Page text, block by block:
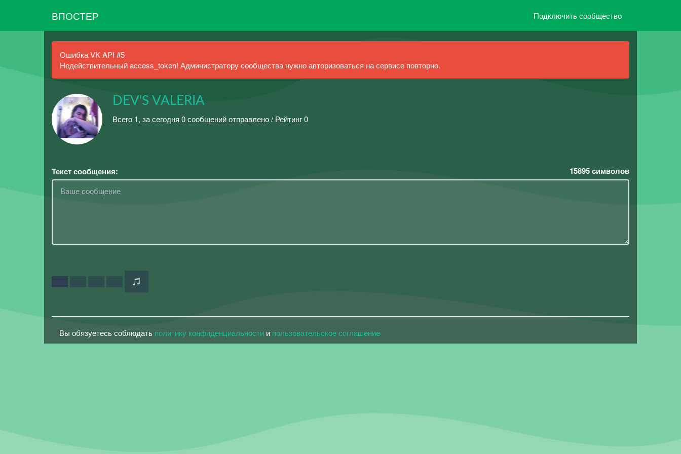
ВПОСТЕР Подключить сообщество
Ошибка VK API #5
Недействительный access_token! Администратору сообщества нужно авторизоваться на сервисе повторно.
DEV'S VALERIA
Всего 1, за сегодня 0 сообщений отправлено / Рейтинг 0
Текст сообщения: 15895символов
Вы обязуетесь соблюдать политику конфиденциальности и пользовательское соглашение